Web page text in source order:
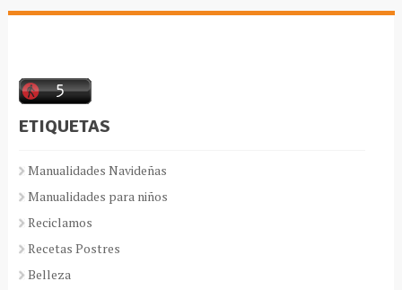
ETIQUETAS
Manualidades Navideñas
Manualidades para niños
Reciclamos
Recetas Postres
Belleza